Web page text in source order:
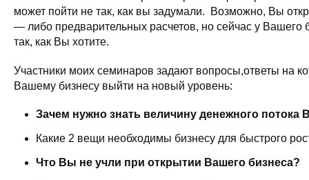
может пойти не так, как вы задумали. Возможно, Вы
— либо предварительных расчетов, но сейчас у Вашего
так, как Вы хотите.
Участники моих семинаров задают вопросы,ответы на
Вашему бизнесу выйти на новый уровень:
Зачем нужно знать величину денежного потока
Какие 2 вещи необходимы бизнесу для быстрого
Что Вы не учли при открытии Вашего бизнеса?